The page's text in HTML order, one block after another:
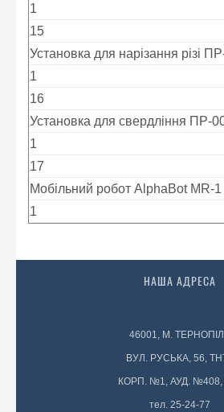
1
15
Установка для нарізання різі
1
16
Установка для свердління ПР-
1
17
Мобільний робот AlphaBot MR-1
1
НАША АДРЕСА
46001, М.
ВУЛ. РУСЬКА, 56,
КОРП. №1, АУД. №408,
тел. 25-24-77